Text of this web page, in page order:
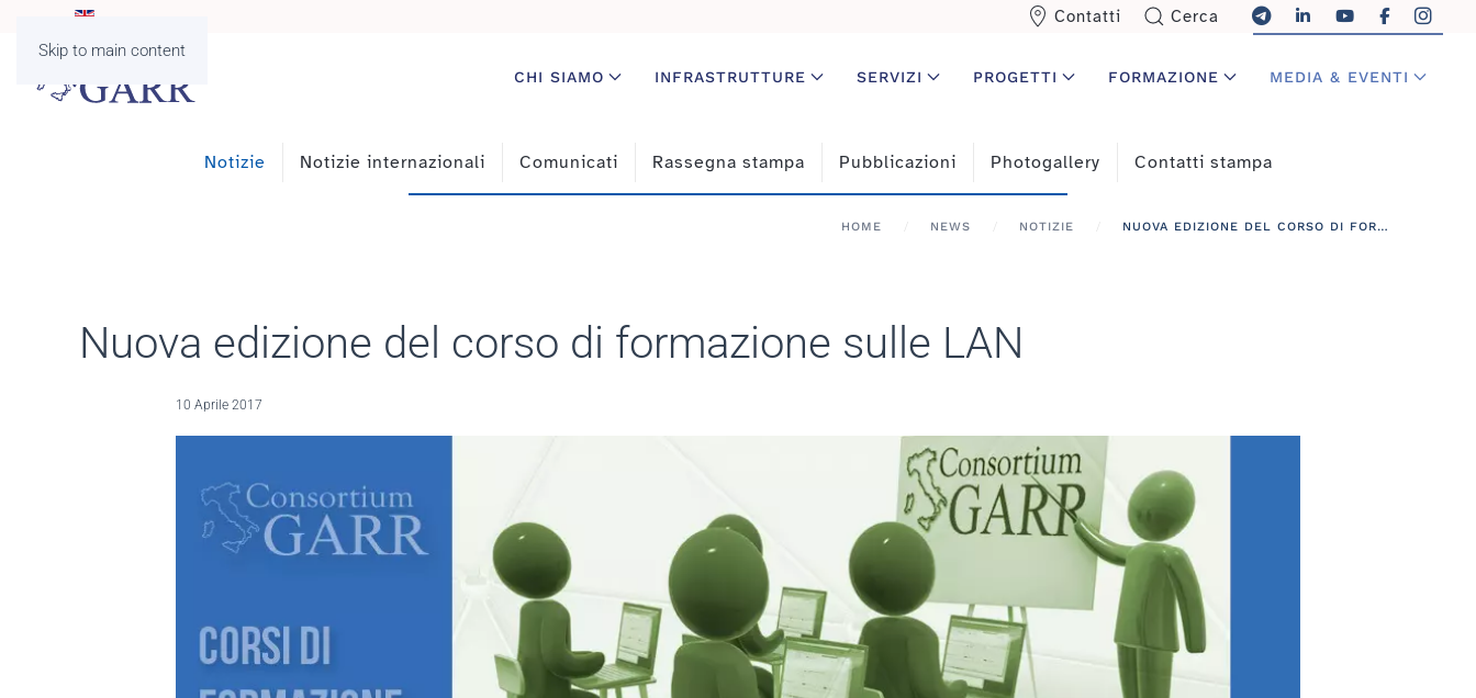
Skip to main content
Contatti Cerca
CHI SIAMO INFRASTRUTTURE SERVIZI PROGETTI FORMAZIONE MEDIA & EVENTI
Notizie Notizie internazionali Comunicati Rassegna stampa Pubblicazioni Photogallery Contatti stampa
HOME NEWS NOTIZIE NUOVA EDIZIONE DEL CORSO DI FORMAZIONE SULLE LAN
Nuova edizione del corso di formazione sulle LAN
10 Aprile 2017